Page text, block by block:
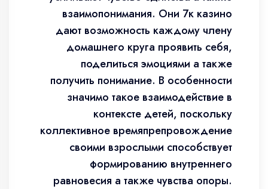
взаимопонимания. Они 7к казино
дают возможность каждому члену
домашнего круга проявить себя,
поделиться эмоциями а также
получить понимание. В особенности
значимо такое взаимодействие в
контексте детей, поскольку
коллективное времяпрепровождение
своими взрослыми способствует
формированию внутреннего
равновесия а также чувства опоры.